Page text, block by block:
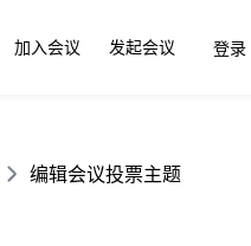
加入会议 发起会议 登录
编辑会议投票主题